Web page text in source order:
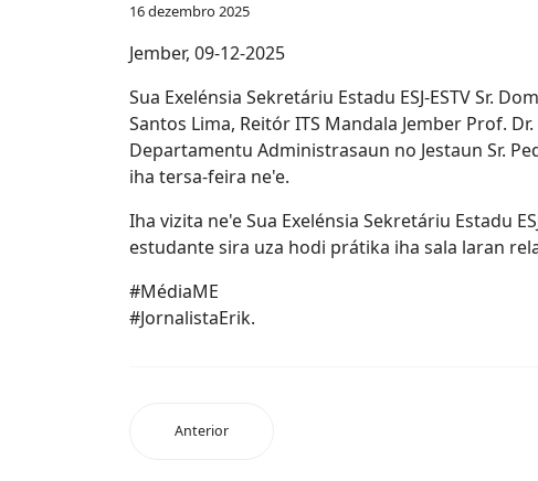
16 dezembro 2025
Jember, 09-12-2025
Sua Exelénsia Sekretáriu Estadu ESJ-ESTV Sr.
Santos Lima, Reitór ITS Mandala Jember Prof.
Departamentu Administrasaun no Jestaun Sr.
iha tersa-feira ne'e.
Iha vizita ne'e Sua Exelénsia Sekretáriu Estadu
estudante sira uza hodi prátika iha sala laran
#MédiaME
#JornalistaErik.
Anterior